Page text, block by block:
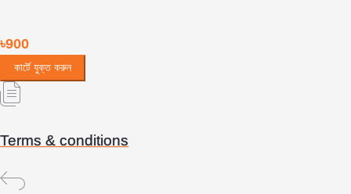
৳900
কার্টে যুক্ত করুন
Terms & conditions